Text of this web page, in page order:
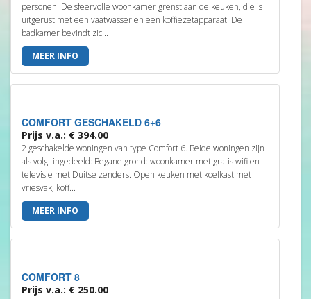
personen. De sfeervolle woonkamer grenst aan de keuken, die is
uitgerust met een vaatwasser en een koffiezetapparaat. De
badkamer bevindt zic...
MEER INFO
COMFORT GESCHAKELD 6+6
Prijs v.a.: € 394.00
2 geschakelde woningen van type Comfort 6. Beide woningen zijn
als volgt ingedeeld: Begane grond: woonkamer met gratis wifi en
televisie met Duitse zenders. Open keuken met koelkast met
vriesvak, koff...
MEER INFO
COMFORT 8
Prijs v.a.: € 250.00